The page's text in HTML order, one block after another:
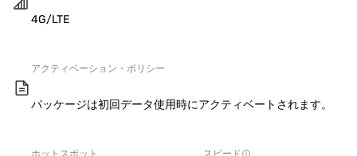
4G/LTE
アクティベーション・ポリシー
パッケージは初回データ使用時にアクティベートされます。
ホットスポット スピード